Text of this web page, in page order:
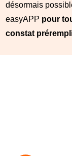
désormais
easyAPP pour
constat